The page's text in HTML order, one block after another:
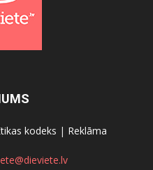
kodeks | Reklāma